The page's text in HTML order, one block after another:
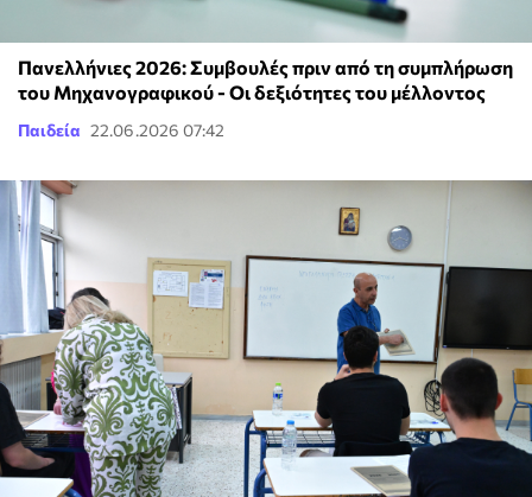
Πανελλήνιες 2026: Συμβουλές πριν από τη συμπλήρωση
του Μηχανογραφικού - Οι δεξιότητες του μέλλοντος
Παιδεία 22.06.2026 07:42